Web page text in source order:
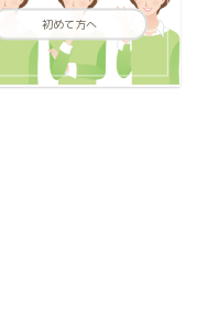
初めて方へ